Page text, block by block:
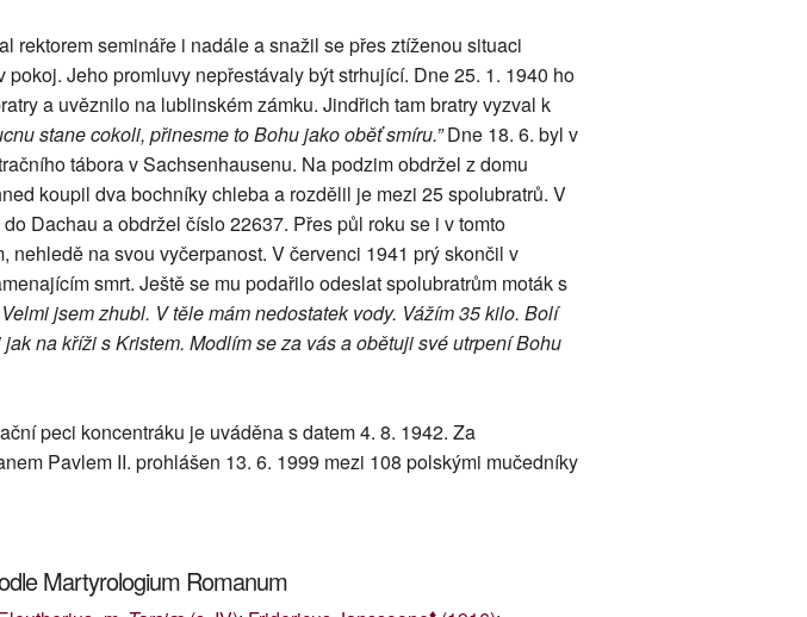
rektorem semináře i nadále a snažil se přes ztíženou situaci
pokoj. Jeho promluvy nepřestávaly být strhující. Dne 25. 1. 1940 ho
a uvěznilo na lublinském zámku. Jindřich tam bratry vyzval k
stane cokoli, přinesme to Bohu jako oběť smíru.”Dne 18. 6. byl v
tábora v Sachsenhausenu. Na podzim obdržel z domu
koupil dva bochníky chleba a rozdělil je mezi 25 spolubratrů. V
Dachau a obdržel číslo 22637. Přes půl roku se i v tomto
nehledě na svou vyčerpanost. V červenci 1941 prý skončil v
smrt. Ještě se mu podařilo odeslat spolubratrům moták s
jsem zhubl. V těle mám nedostatek vody. Vážím 35 kilo. Bolí
na kříži s Kristem. Modlím se za vás a obětuji své utrpení Bohu
peci koncentráku je uváděna s datem 4. 8. 1942. Za
Pavlem II. prohlášen 13. 6. 1999 mezi 108 polskými mučedníky
Martyrologium Romanum
♦